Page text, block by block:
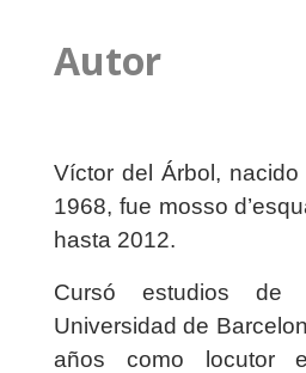
Autor
Víctor del Árbol,
1968, fue mosso
hasta 2012.
Cursó estudios de
Universidad de
años como locutor